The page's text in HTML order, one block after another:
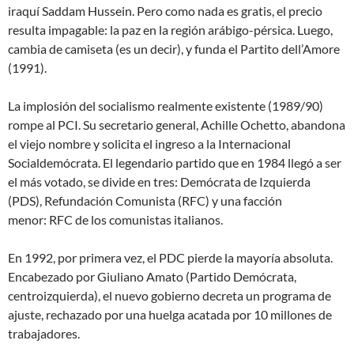
iraquí Saddam Hussein. Pero como nada es gratis, el precio
resulta impagable: la paz en la región arábigo-pérsica. Luego,
cambia de camiseta (es un decir), y funda el Partito dell’Amore
(1991).
La implosión del socialismo realmente existente (1989/90)
rompe al PCI. Su secretario general, Achille Ochetto, abandona
el viejo nombre y solicita el ingreso a la Internacional
Socialdemócrata. El legendario partido que en 1984 llegó a ser
el más votado, se divide en tres: Demócrata de Izquierda
(PDS), Refundación Comunista (RFC) y una facción
menor: RFC de los comunistas italianos.
En 1992, por primera vez, el PDC pierde la mayoría absoluta.
Encabezado por Giuliano Amato (Partido Demócrata,
centroizquierda), el nuevo gobierno decreta un programa de
ajuste, rechazado por una huelga acatada por 10 millones de
trabajadores.